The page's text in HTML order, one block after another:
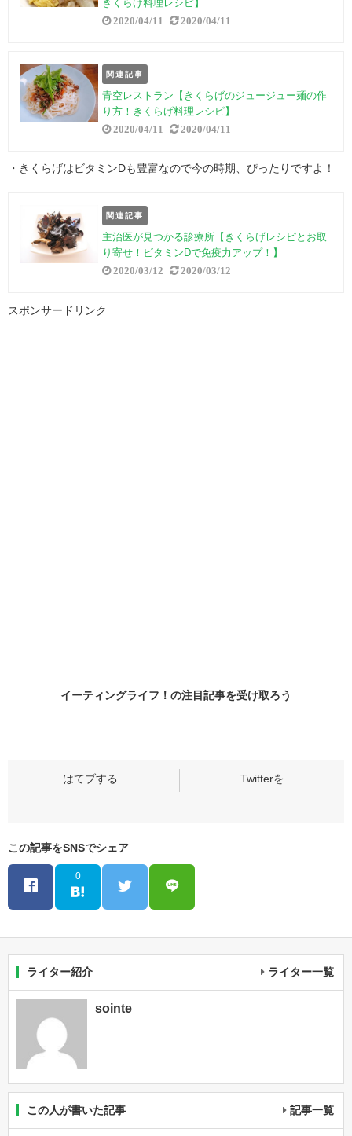
きくらげ料理レシピ】
2020/04/11 2020/04/11
関連記事
青空レストラン【きくらげのジュージュー麺の作
り方！きくらげ料理レシピ】
2020/04/11 2020/04/11
・きくらげはビタミンDも豊富なので今の時期、ぴったりですよ！
関連記事
主治医が見つかる診療所【きくらげレシピとお取
り寄せ！ビタミンDで免疫力アップ！】
2020/03/12 2020/03/12
スポンサードリンク
イーティングライフ！の注目記事を受け取ろう
この記事をSNSでシェア
0
ライター紹介 ライター一覧
sointe
この人が書いた記事 記事一覧